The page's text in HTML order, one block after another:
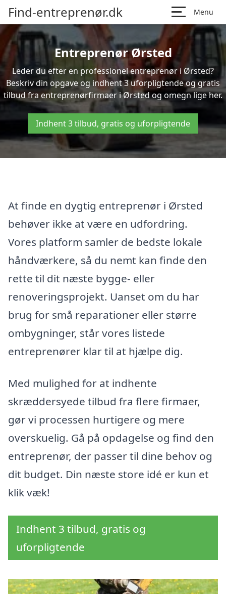
Find-entreprenør.dk Menu
Entreprenør Ørsted
Leder du efter en professionel entreprenør i Ørsted?
Beskriv din opgave og indhent 3 uforpligtende og gratis
tilbud fra entreprenørfirmaer i Ørsted og omegn lige her.
Indhent 3 tilbud, gratis og uforpligtende
At finde en dygtig entreprenør i Ørsted
behøver ikke at være en udfordring.
Vores platform samler de bedste lokale
håndværkere, så du nemt kan finde den
rette til dit næste bygge- eller
renoveringsprojekt. Uanset om du har
brug for små reparationer eller større
ombygninger, står vores listede
entreprenører klar til at hjælpe dig.
Med mulighed for at indhente
skræddersyede tilbud fra flere firmaer,
gør vi processen hurtigere og mere
overskuelig. Gå på opdagelse og find den
entreprenør, der passer til dine behov og
dit budget. Din næste store idé er kun et
klik væk!
Indhent 3 tilbud, gratis og
uforpligtende